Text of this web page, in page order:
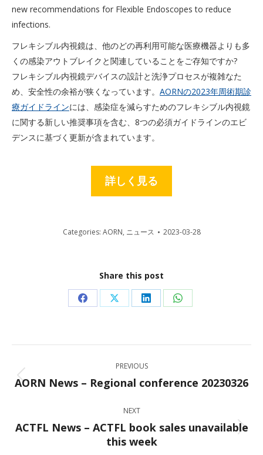
new recommendations for Flexible Endoscopes to reduce
infections.
フレキシブル内視鏡は、他のどの再利用可能な医療機器よりも多
くの感染アウトブレイクと関連していることをご存知ですか?
フレキシブル内視鏡デバイスの設計と洗浄プロセスが複雑なた
め、安全性の余裕が狭くなっています。 AORNの2023年周術期診
療ガイドラインには、感染症を減らすためのフレキシブル内視鏡
に関する新しい推奨事項を含む、8つの必須ガイドラインのエビ
デンスに基づく更新が含まれています。
詳しく見る
Categories: AORN, ニュース 2023-03-28
Share this post
Share
Facebook
Share
X
Share
LinkedIn
Share
WhatsApp
navigation
PREVIOUS
Previous
AORN News – Regional conference 20230326
NEXT
Next
post:
ACTFL News – ACTFL book sales unavailable
this week